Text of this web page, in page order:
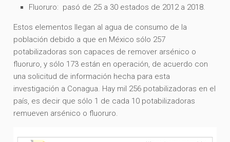
Fluoruro: pasó de 25 a 30 estados de 2012 a 2018.
Estos elementos llegan al agua de consumo de la
población debido a que en México sólo 257
potabilizadoras son capaces de remover arsénico o
fluoruro, y sólo 173 están en operación, de acuerdo con
una solicitud de información hecha para esta
investigación a Conagua. Hay mil 256 potabilizadoras en el
país, es decir que sólo 1 de cada 10 potabilizadoras
remueven arsénico o fluoruro.